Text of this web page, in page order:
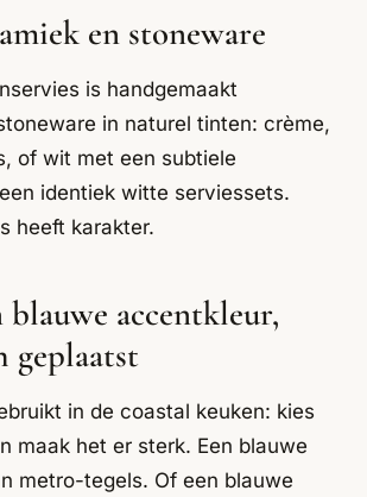
en stoneware
is handgemaakt
in naturel tinten: crème,
of wit met een subtiele
identiek witte serviessets.
heeft karakter.
blauwe accentkleur,
geplaatst
in de coastal keuken: kies
maak het er sterk. Een blauwe
metro-tegels. Of een blauwe